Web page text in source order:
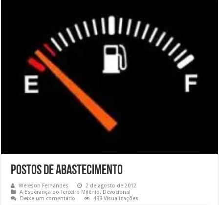
Postos de Abastecimento
Weleson Fernandes
2 de agosto de 2012
A Esperança do Terceiro Milênio, Devocional
Deixe um comentário
498 Visualizações